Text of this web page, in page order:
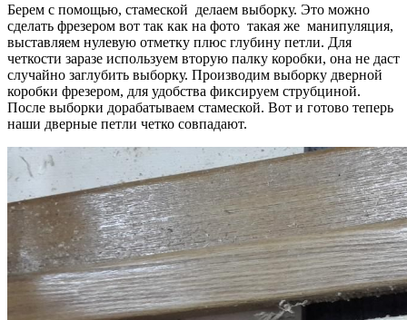
Берем с помощью, стамеской делаем выборку. Это можно
сделать фрезером вот так как на фото такая же манипуляция,
выставляем нулевую отметку плюс глубину петли. Для
четкости заразе используем вторую палку коробки, она не даст
случайно заглубить выборку. Производим выборку дверной
коробки фрезером, для удобства фиксируем струбциной.
После выборки дорабатываем стамеской. Вот и готово теперь
наши дверные петли четко совпадают.